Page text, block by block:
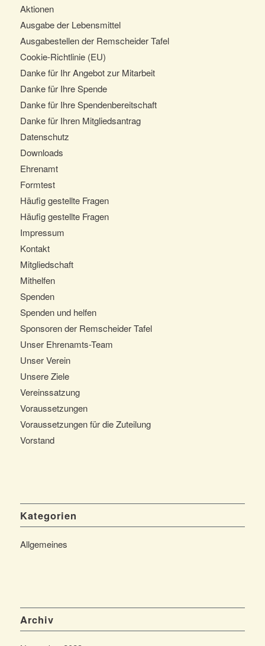
Aktionen
Ausgabe der Lebensmittel
Ausgabestellen der Remscheider Tafel
Cookie-Richtlinie (EU)
Danke für Ihr Angebot zur Mitarbeit
Danke für Ihre Spende
Danke für Ihre Spendenbereitschaft
Danke für Ihren Mitgliedsantrag
Datenschutz
Downloads
Ehrenamt
Formtest
Häufig gestellte Fragen
Häufig gestellte Fragen
Impressum
Kontakt
Mitgliedschaft
Mithelfen
Spenden
Spenden und helfen
Sponsoren der Remscheider Tafel
Unser Ehrenamts-Team
Unser Verein
Unsere Ziele
Vereinssatzung
Voraussetzungen
Voraussetzungen für die Zuteilung
Vorstand
Kategorien
Allgemeines
Archiv